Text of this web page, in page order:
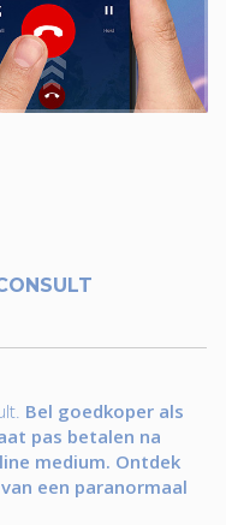
Bel goedkoper als
pas betalen na
medium. Ontdek
een paranormaal